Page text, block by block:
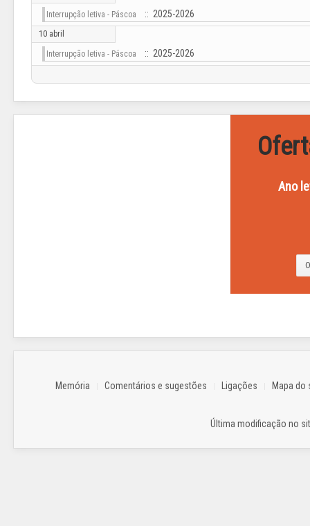
Interrupção letiva - Páscoa :: 2025-2026
10 abril
Interrupção letiva - Páscoa :: 2025-2026
Ano
Memória Comentários e sugestões Ligações Mapa do
Última modificação no